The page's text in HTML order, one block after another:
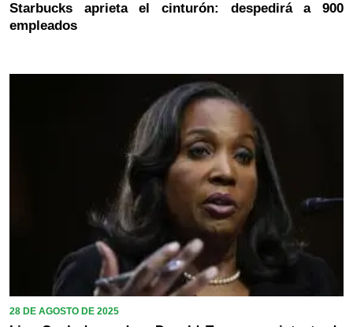
Starbucks aprieta el cinturón: despedirá a 900
empleados
28 DE AGOSTO DE 2025